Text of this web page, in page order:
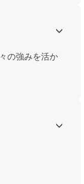
の強みを活か